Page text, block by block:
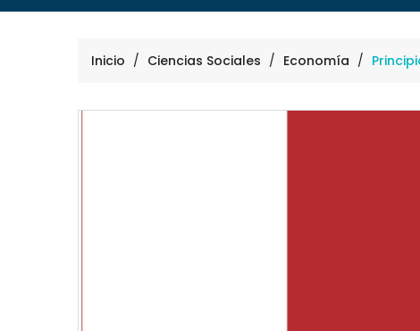
Inicio Ciencias Sociales Economía